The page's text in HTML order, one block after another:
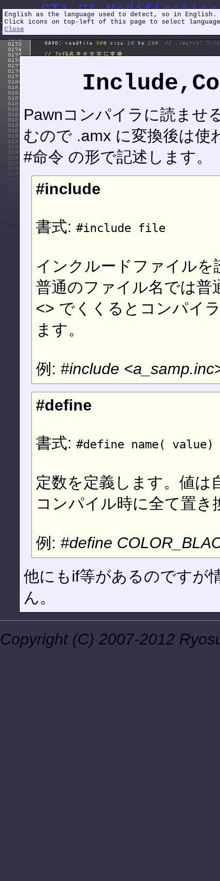
English as the language used to detect, so in English.
Click icons on top-left of this page to select
Close
GTA SA
Include,Constant,etc...
Pawnコンパイラに読ませ
むので .amx に変換後は使
#命令 の形で記述します。
#include
書式:#include file
インクルードファイルを
普通のファイル名では普
<> でくくるとコンパイ
ます。
例:#include
#define
書式:#define name( value)
定数を定義します。値は
コンパイル時に全て置き
例:#define
他にもif等があるのですが
ん。
Copyright (C) 2007-2012